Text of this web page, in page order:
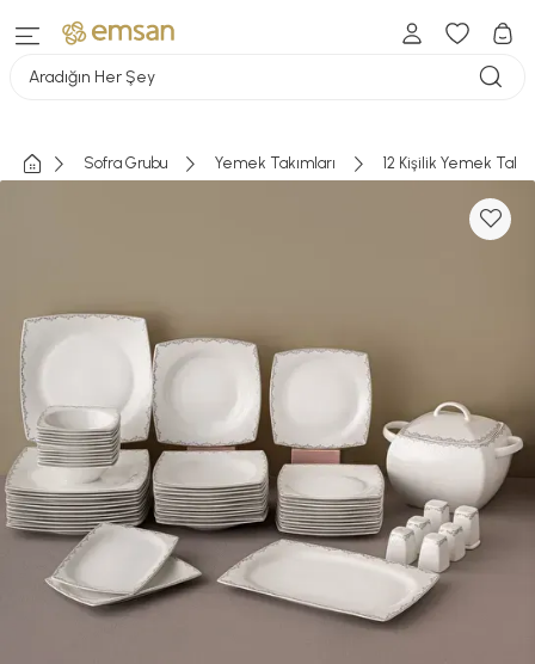
Aradığın Her Şey
Sofra Grubu Yemek Takımları 12 Kişilik Yemek